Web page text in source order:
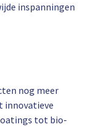
inspanningen
nog meer
innovatieve
tot bio-